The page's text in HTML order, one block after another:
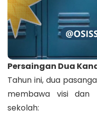
​Persaingan Dua
​Tahun ini, dua
membawa visi dan
sekolah: